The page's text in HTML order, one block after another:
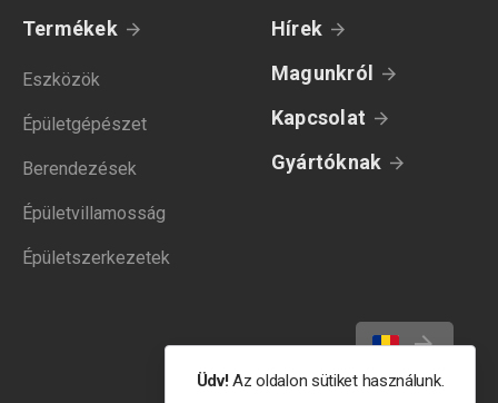
Termékek
Eszközök
Épületgépészet
Berendezések
Épületvillamosság
Épületszerkezetek
Hírek
Magunkról
Kapcsolat
Gyártóknak
Üdv!Az oldalon sütiket használunk.